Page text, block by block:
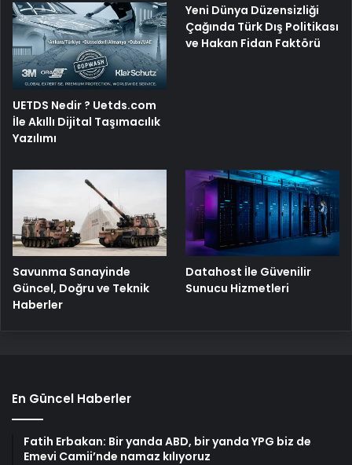
UETDS Nedir ? Uetds.com
İle Akıllı Dijital Taşımacılık
Yazılımı
Yeni Dünya Düzensizliği
Çağında Türk Dış Politikası
ve Hakan Fidan Faktörü
Savunma Sanayinde
Güncel, Doğru ve Teknik
Haberler
Datahost İle Güvenilir
Sunucu Hizmetleri
En Güncel Haberler
Fatih Erbakan: Bir yanda ABD, bir yanda YPG biz de
Emevi Camii’nde namaz kılıyoruz